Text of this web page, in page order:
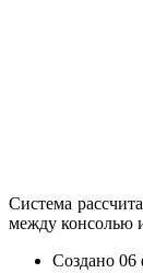
Система
между консолью
Создано 06